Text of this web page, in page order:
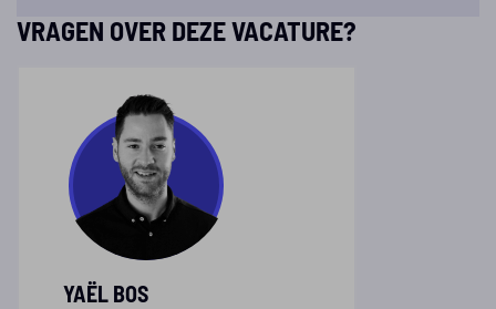
VRAGEN OVER DEZE VACATURE?
YAËL BOS